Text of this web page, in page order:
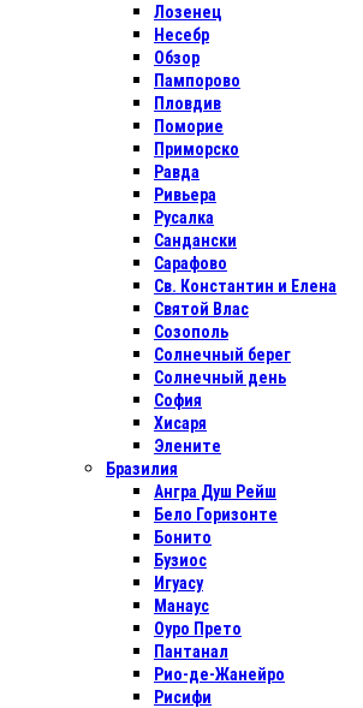
Лозенец
Несебр
Обзор
Пампорово
Пловдив
Поморие
Приморско
Равда
Ривьера
Русалка
Сандански
Сарафово
Св. Константин и Елена
Святой Влас
Созополь
Солнечный берег
Солнечный день
София
Хисаря
Элените
Бразилия
Ангра Душ Рейш
Бело Горизонте
Бонито
Бузиос
Игуасу
Манаус
Оуро Прето
Пантанал
Рио-де-Жанейро
Рисифи